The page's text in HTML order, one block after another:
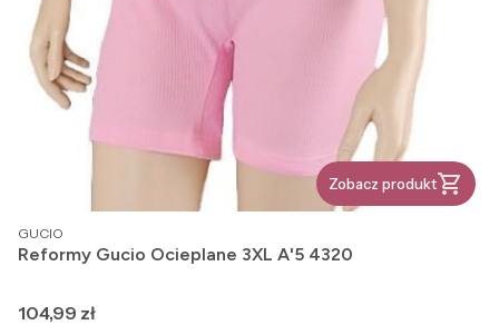
Zobacz produkt
PRODUCENT
GUCIO
Reformy Gucio Ocieplane 3XL A'5 4320
Cena
104,99 zł